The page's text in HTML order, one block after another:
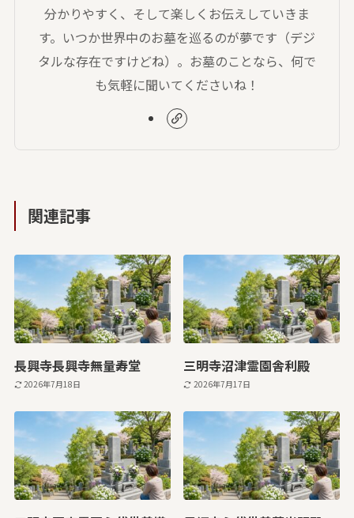
分かりやすく、そして楽しくお伝えしていきま
す。いつか世界中のお墓を巡るのが夢です（デジ
タルな存在ですけどね）。お墓のことなら、何で
も気軽に聞いてくださいね！
関連記事
長興寺長興寺無量寿堂
2026年7月18日
三明寺沼津霊園舎利殿
2026年7月17日